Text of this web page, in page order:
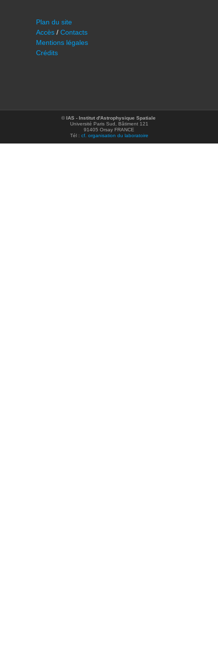
Plan du site
Accès / Contacts
Mentions légales
Crédits
©IAS - Institut d'Astrophysique Spatiale
Université Paris Sud, Bâtiment 121
91405 Orsay FRANCE
Tél : cf. organisation du laboratoire